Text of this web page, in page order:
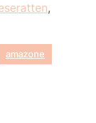
,
amazone